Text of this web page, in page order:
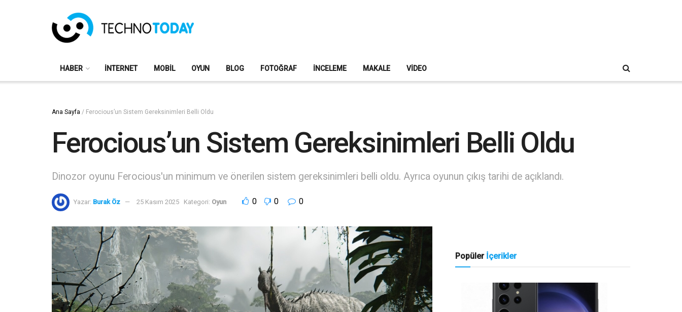
HABER İNTERNET MOBIL OYUN BLOG FOTOĞRAF İNCELEME MAKALE VIDEO
Ana Sayfa / Ferocious’un Sistem Gereksinimleri Belli Oldu
Ferocious’un Sistem Gereksinimleri Belli Oldu
Dinozor oyunu Ferocious'un minimum ve önerilen sistem gereksinimleri belli oldu. Ayrıca oyunun çıkış tarihi de açıklandı.
Yazar: Burak Öz 25 Kasım 2025 Kategori: Oyun 0 0 0
Popüler İçerikler